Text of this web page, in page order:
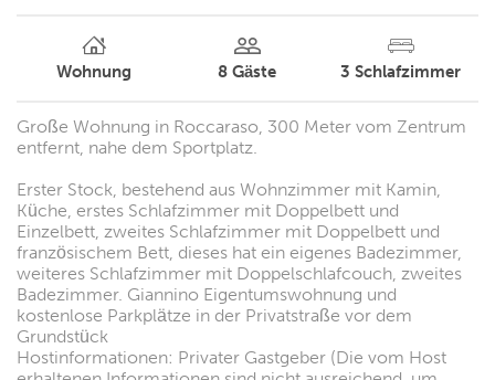
Wohnung 8 Gäste 3 Schlafzimmer
Große Wohnung in Roccaraso, 300 Meter vom Zentrum
entfernt, nahe dem Sportplatz.
Erster Stock, bestehend aus Wohnzimmer mit Kamin,
Küche, erstes Schlafzimmer mit Doppelbett und
Einzelbett, zweites Schlafzimmer mit Doppelbett und
französischem Bett, dieses hat ein eigenes Badezimmer,
weiteres Schlafzimmer mit Doppelschlafcouch, zweites
Badezimmer. Giannino Eigentumswohnung und
kostenlose Parkplätze in der Privatstraße vor dem
Grundstück
Hostinformationen: Privater Gastgeber (Die vom Host